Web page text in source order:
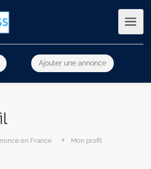
Ajouter une annonce
en France Mon profil